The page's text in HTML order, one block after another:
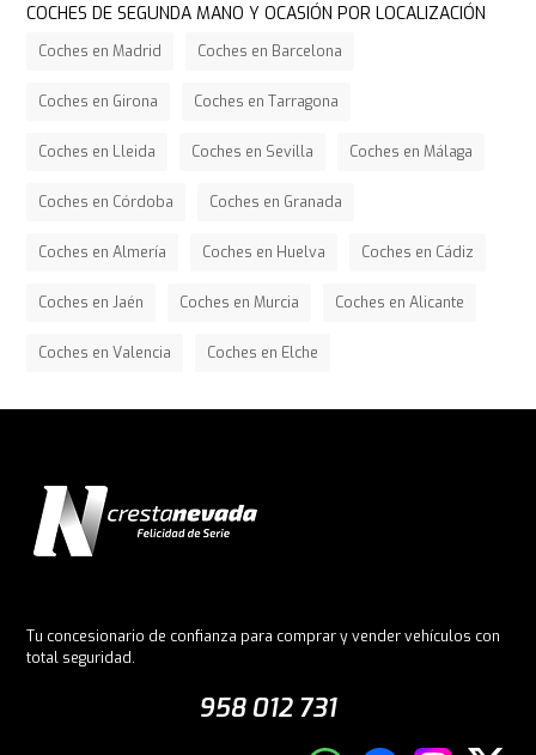
COCHES DE SEGUNDA MANO Y OCASIÓN POR LOCALIZACIÓN
Coches en Madrid Coches en Barcelona
Coches en Girona Coches en Tarragona
Coches en Lleida Coches en Sevilla Coches en Málaga
Coches en Córdoba Coches en Granada
Coches en Almería Coches en Huelva Coches en Cádiz
Coches en Jaén Coches en Murcia Coches en Alicante
Coches en Valencia Coches en Elche
Tu concesionario de confianza para comprar y vender vehículos con
total seguridad.
958 012 731